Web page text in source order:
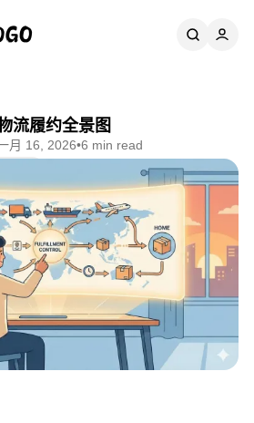
流履约全景图
月 16, 2026•6 min read